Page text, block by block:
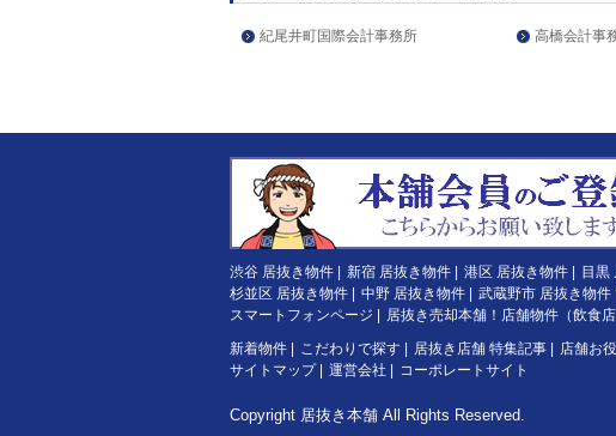
紀尾井町国際会計事務所 高橋会計事
渋谷 居抜き物件 新宿 居抜き物件 港区 居抜き物件 目黒
杉並区 居抜き物件
中野 居抜き物件 武蔵野市 居抜き物件
スマートフォンページ
居抜き売却本舗！店舗物件（飲食
新着物件
こだわりで探す 居抜き店舗 特集記事 店舗お
サイトマップ| 運営会社 コーポレートサイト
Copyright 居抜き本舗 All Rights Reserved.